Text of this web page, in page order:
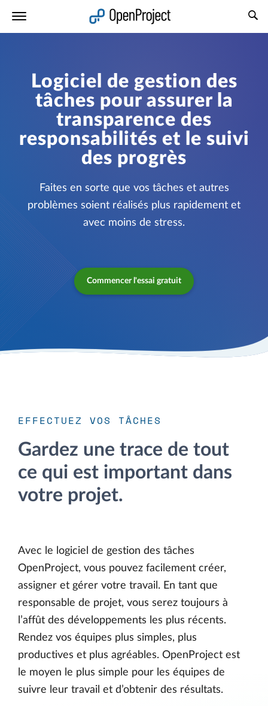
Logiciel de gestion des
tâches pour assurer la
transparence des
responsabilités et le suivi
des progrès
Faites en sorte que vos tâches et autres
problèmes soient réalisés plus rapidement et
avec moins de stress.
Commencer l'essai gratuit
EFFECTUEZ VOS TÂCHES
Gardez une trace de tout
ce qui est important dans
votre projet.
Avec le logiciel de gestion des tâches
OpenProject, vous pouvez facilement créer,
assigner et gérer votre travail. En tant que
responsable de projet, vous serez toujours à
l’affût des développements les plus récents.
Rendez vos équipes plus simples, plus
productives et plus agréables. OpenProject est
le moyen le plus simple pour les équipes de
suivre leur travail et d’obtenir des résultats.
Ouvrir le lien dans un nouvel onglet